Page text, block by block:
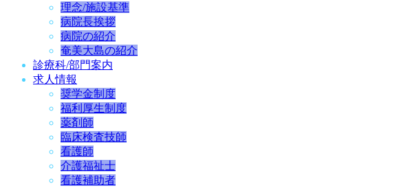
理念/施設基準
病院長挨拶
病院の紹介
奄美大島の紹介
診療科/部門案内
求人情報
奨学金制度
福利厚生制度
薬剤師
臨床検査技師
看護師
介護福祉士
看護補助者